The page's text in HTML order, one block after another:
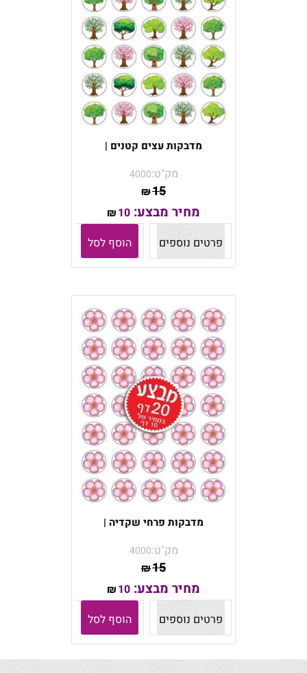
מדבקות עצים קטנים |
מק"ט:4000
₪15
מחיר מבצע: ₪10
פרטים נוספים
הוסף לסל
מדבקות פרחי שקדיה |
מק"ט:4000
₪15
מחיר מבצע: ₪10
פרטים נוספים
הוסף לסל